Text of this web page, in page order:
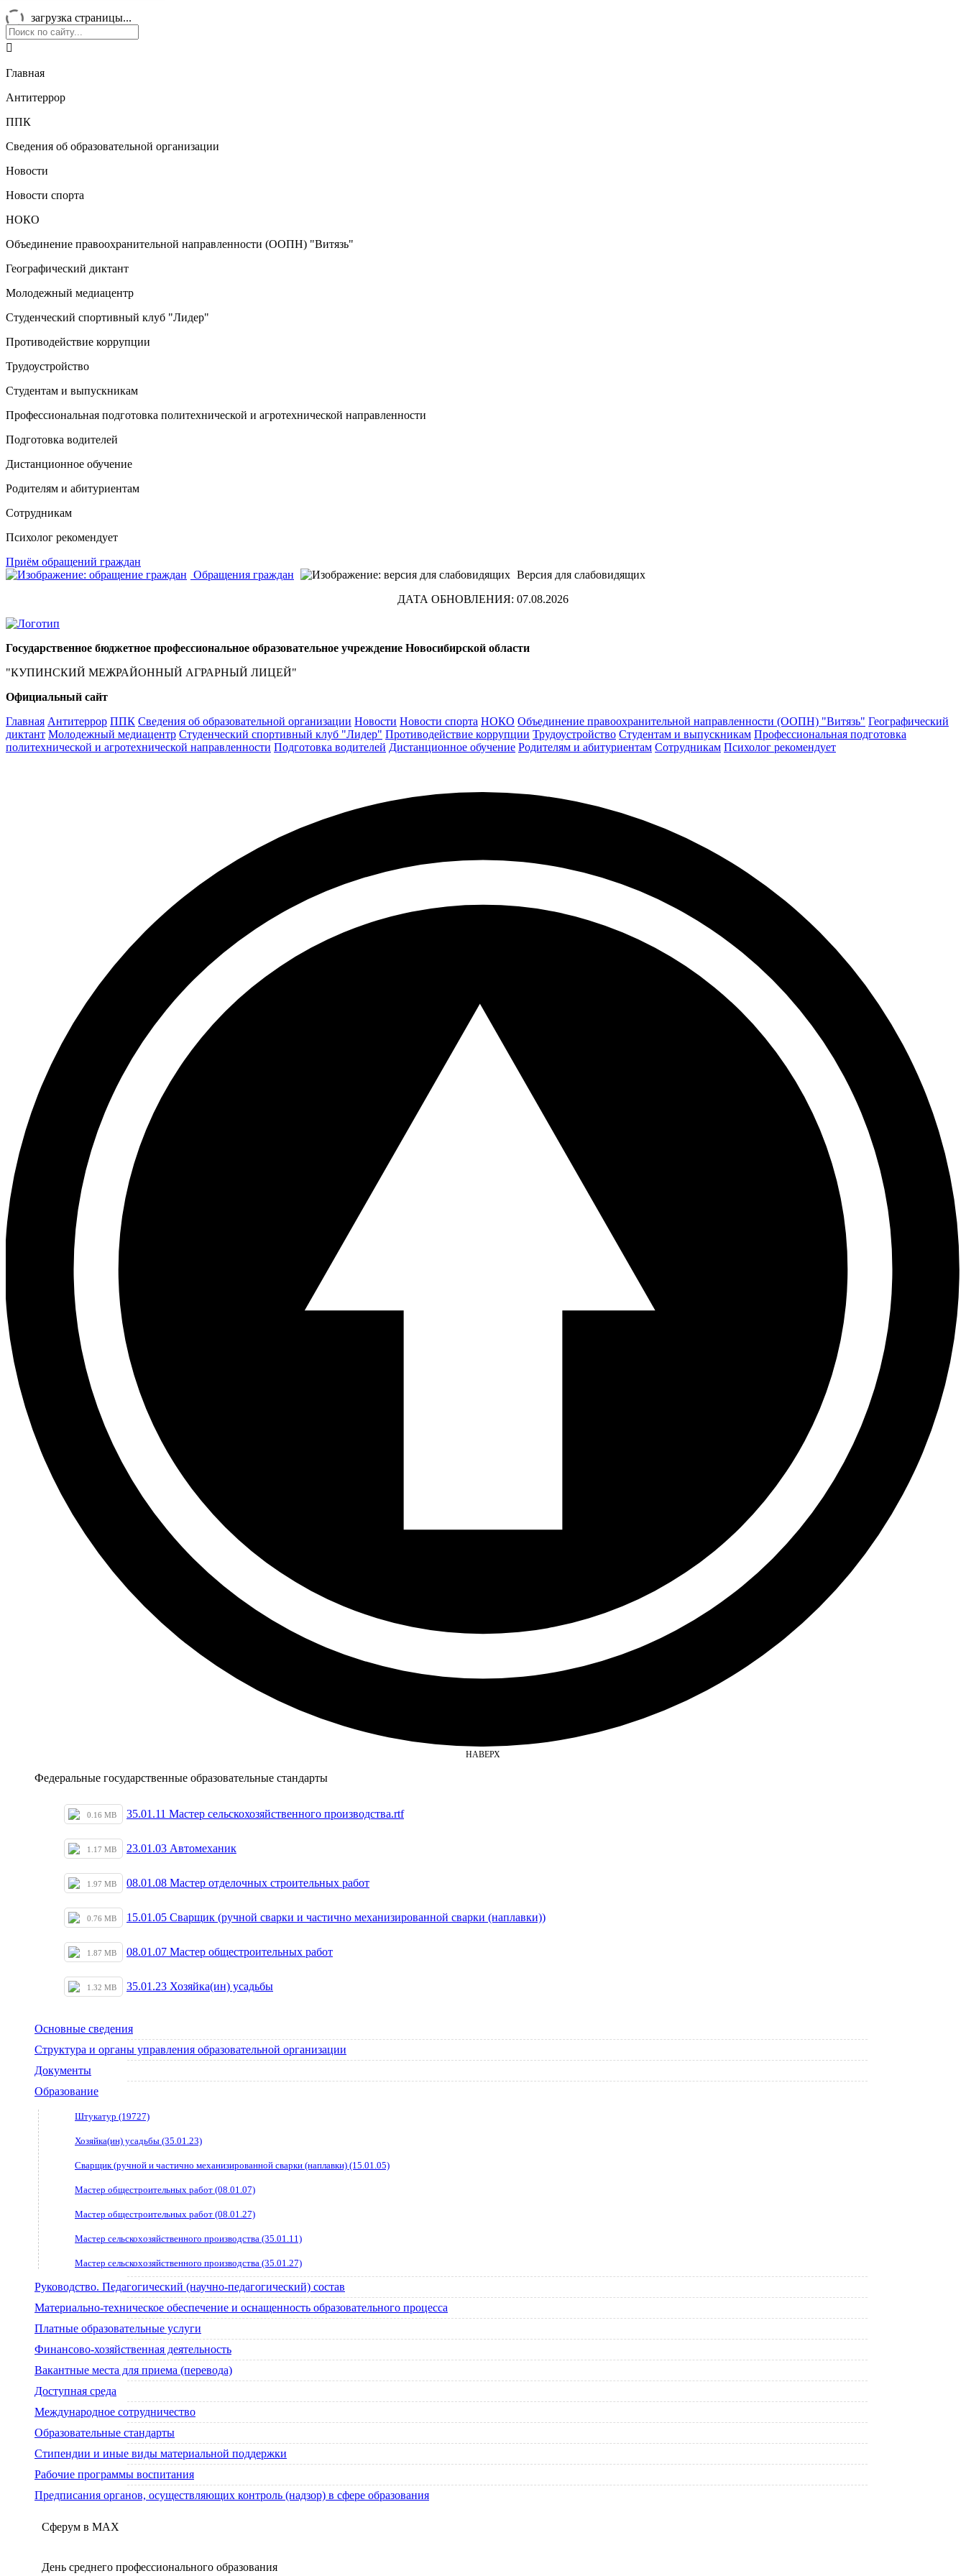
загрузка страницы...

Главная
Антитеррор
ППК
Сведения об образовательной организации
Новости
Новости спорта
НОКО
Объединение правоохранительной направленности (ООПН) "Витязь"
Географический диктант
Молодежный медиацентр
Студенческий спортивный клуб "Лидер"
Противодействие коррупции
Трудоустройство
Студентам и выпускникам
Профессиональная подготовка политехнической и агротехнической направленности
Подготовка водителей
Дистанционное обучение
Родителям и абитуриентам
Сотрудникам
Психолог рекомендует
Приём обращений граждан
Обращения граждан
Версия для слабовидящих
ДАТА ОБНОВЛЕНИЯ: 07.08.2026
Государственное бюджетное профессиональное образовательное учреждение Новосибирской области
"КУПИНСКИЙ МЕЖРАЙОННЫЙ АГРАРНЫЙ ЛИЦЕЙ"
Официальный сайт
Главная Антитеррор ППК Сведения об образовательной организации Новости Новости спорта НОКО Объединение правоохранительной направленности (ООПН) "Витязь" Географический
диктант Молодежный медиацентр Студенческий спортивный клуб "Лидер" Противодействие коррупции Трудоустройство Студентам и выпускникам Профессиональная подготовка
политехнической и агротехнической направленности Подготовка водителей Дистанционное обучение Родителям и абитуриентам Сотрудникам Психолог рекомендует
НАВЕРХ
Федеральные государственные образовательные стандарты
0.16 MB 35.01.11 Мастер сельскохозяйственного производства.rtf
1.17 MB 23.01.03 Автомеханик
1.97 MB 08.01.08 Мастер отделочных строительных работ
0.76 MB 15.01.05 Сварщик (ручной сварки и частично механизированной сварки (наплавки))
1.87 MB 08.01.07 Мастер общестроительных работ
1.32 MB 35.01.23 Хозяйка(ин) усадьбы
Основные сведения
Структура и органы управления образовательной организации
Документы
Образование
Штукатур (19727)
Хозяйка(ин) усадьбы (35.01.23)
Сварщик (ручной и частично механизированной сварки (наплавки) (15.01.05)
Мастер общестроительных работ (08.01.07)
Мастер общестроительных работ (08.01.27)
Мастер сельскохозяйственного производства (35.01.11)
Мастер сельскохозяйственного производства (35.01.27)
Руководство. Педагогический (научно-педагогический) состав
Материально-техническое обеспечение и оснащенность образовательного процесса
Платные образовательные услуги
Финансово-хозяйственная деятельность
Вакантные места для приема (перевода)
Доступная среда
Международное сотрудничество
Образовательные стандарты
Стипендии и иные виды материальной поддержки
Рабочие программы воспитания
Предписания органов, осуществляющих контроль (надзор) в сфере образования
Сферум в МАX
День среднего профессионального образования